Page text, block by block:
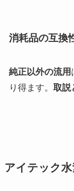
消耗品の互換
純正以外の流用
り得ます。 取説
アイテック